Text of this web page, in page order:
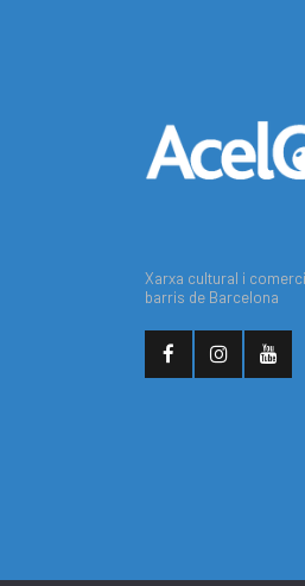
Xarxa cultural i
barris de Barcelona